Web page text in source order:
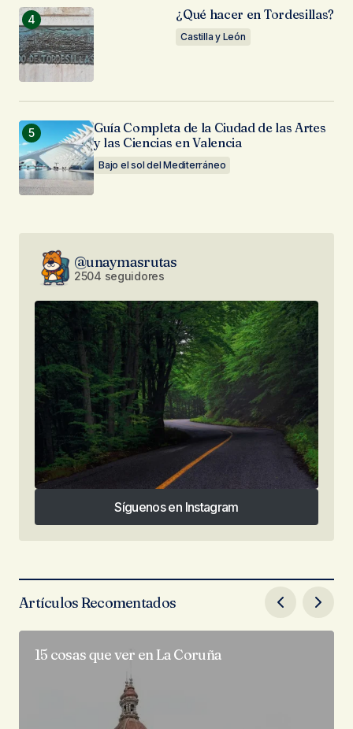
¿Qué hacer en Tordesillas?
Castilla y León
Guía Completa de la Ciudad de las Artes
y las Ciencias en Valencia
Bajo el sol del Mediterráneo
@unaymasrutas
2504 seguidores
Síguenos en Instagram
Síguenos en Instagram
Artículos Recomentados
15 cosas que ver en La Coruña